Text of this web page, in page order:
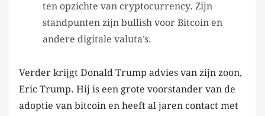
ten opzichte van cryptocurrency. Zijn
standpunten zijn bullish voor Bitcoin en
andere digitale valuta’s.
Verder krijgt Donald Trump advies van zijn zoon,
Eric Trump. Hij is een grote voorstander van de
adoptie van bitcoin en heeft al jaren contact met